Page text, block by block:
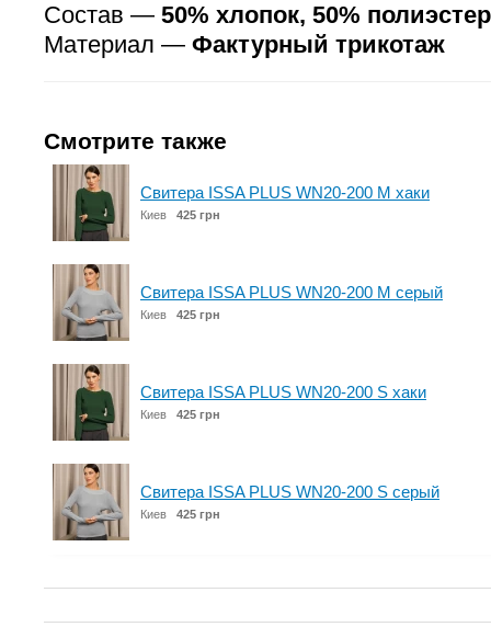
Состав — 50% хлопок, 50% полиэстер
Материал — Фактурный трикотаж
Смотрите также
Свитера ISSA PLUS WN20-200 M хаки
Киев 425 грн
Свитера ISSA PLUS WN20-200 M серый
Киев 425 грн
Свитера ISSA PLUS WN20-200 S хаки
Киев 425 грн
Свитера ISSA PLUS WN20-200 S серый
Киев 425 грн